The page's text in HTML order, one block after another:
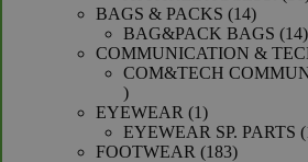
BAGS & PACKS 1414
BAG&PACK BAGS 14
COMMUNICATION &
COM&TECH
2
producten
EYEWEAR 11
product
EYEWEAR SP. PARTS
FOOTWEAR 183183